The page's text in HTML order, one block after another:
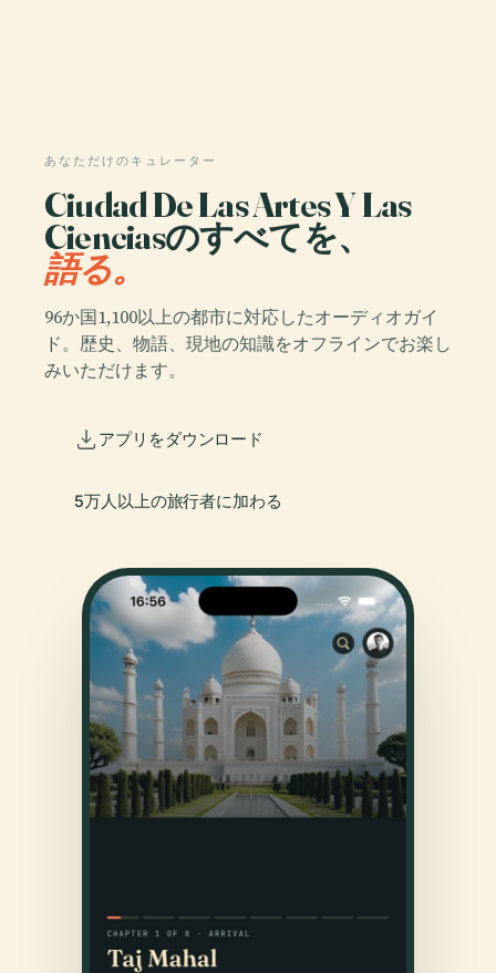
あなただけのキュレーター
Ciudad De Las Artes Y Las
Cienciasのすべてを、
語る。
96か国1,100以上の都市に対応したオーディオガイ
ド。歴史、物語、現地の知識をオフラインでお楽し
みいただけます。
アプリをダウンロード
5万人以上の旅行者に加わる